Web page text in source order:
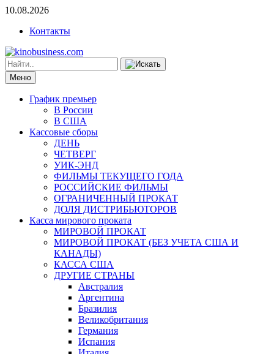
10.08.2026
Контакты
Меню
График премьер
В России
В США
Кассовые сборы
ДЕНЬ
ЧЕТВЕРГ
УИК-ЭНД
ФИЛЬМЫ ТЕКУЩЕГО ГОДА
РОССИЙСКИЕ ФИЛЬМЫ
ОГРАНИЧЕННЫЙ ПРОКАТ
ДОЛЯ ДИСТРИБЬЮТОРОВ
Касса мирового проката
МИРОВОЙ ПРОКАТ
МИРОВОЙ ПРОКАТ (БЕЗ УЧЕТА США И
КАНАДЫ)
КАССА США
ДРУГИЕ СТРАНЫ
Австралия
Аргентина
Бразилия
Великобритания
Германия
Испания